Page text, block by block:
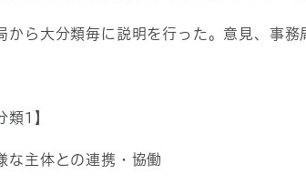
から大分類毎に説明を行った。意見、事務
類1】
な主体との連携・協働